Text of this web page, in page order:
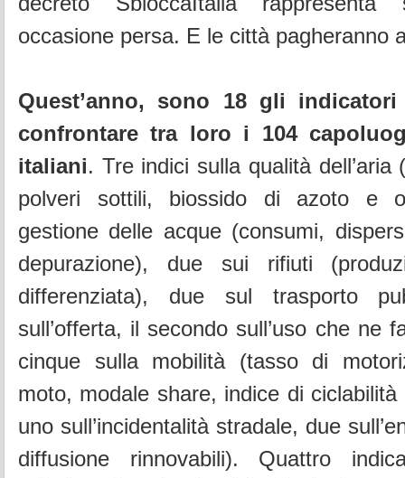
occasione persa. E le città pagheranno
Quest’anno, sono 18 gli
confrontare tra loro i 104
italiani. Tre indici sulla qualità dell’aria
polveri sottili, biossido di azoto e
gestione delle acque (consumi,
depurazione), due sui rifiuti
differenziata), due sul trasporto
sull’offerta, il secondo sull’uso che ne
cinque sulla mobilità (tasso di
moto, modale share, indice di
uno sull’incidentalità stradale, due
diffusione rinnovabili). Quattro